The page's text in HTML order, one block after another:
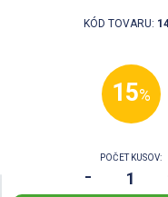
KÓD TOVARU:
15%
POČET KUSOV:
-